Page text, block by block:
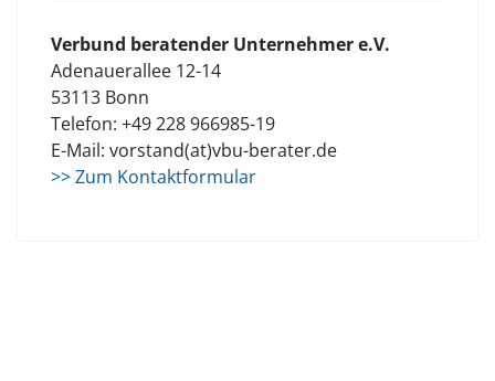
Verbund beratender Unternehmer e.V.
Adenauerallee 12-14
53113 Bonn
Telefon: +49 228 966985-19
E-Mail: vorstand(at)vbu-berater.de
>> Zum Kontaktformular